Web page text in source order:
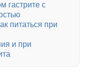
гастрите с
питаться при
и при